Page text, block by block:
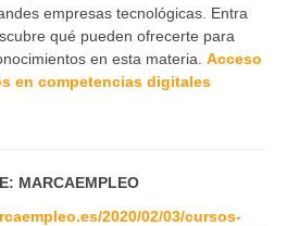
empresas tecnológicas. Entra
qué pueden ofrecerte para
en esta materia. Acceso
en competencias digitales
MARCAEMPLEO
2020/02/03/cursos-